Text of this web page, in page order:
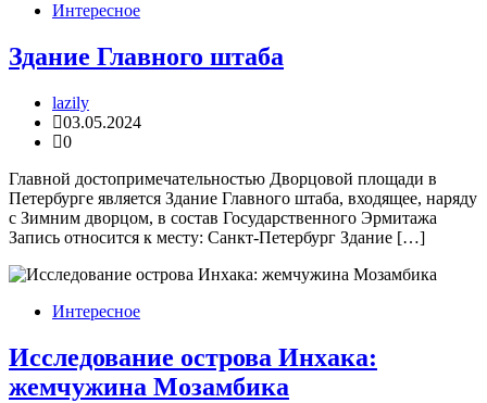
Интересное
Здание Главного штаба
lazily
03.05.2024
0
Главной достопримечательностью Дворцовой площади в
Петербурге является Здание Главного штаба, входящее, наряду
с Зимним дворцом, в состав Государственного Эрмитажа
Запись относится к месту: Санкт-Петербург Здание […]
Интересное
Исследование острова Инхака:
жемчужина Мозамбика